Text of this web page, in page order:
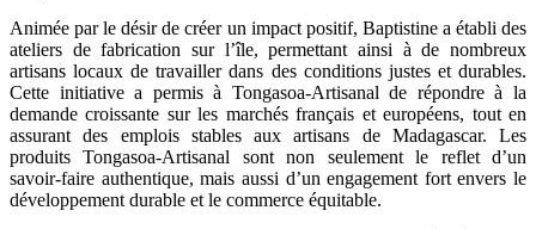
Animée par le désir de créer un impact positif, Baptistine a établi des
ateliers de fabrication sur l’île, permettant ainsi à de nombreux
artisans locaux de travailler dans des conditions justes et durables.
Cette initiative a permis à Tongasoa-Artisanal de répondre à la
demande croissante sur les marchés français et européens, tout en
assurant des emplois stables aux artisans de Madagascar. Les
produits Tongasoa-Artisanal sont non seulement le reflet d’un
savoir-faire authentique, mais aussi d’un engagement fort envers le
développement durable et le commerce équitable.